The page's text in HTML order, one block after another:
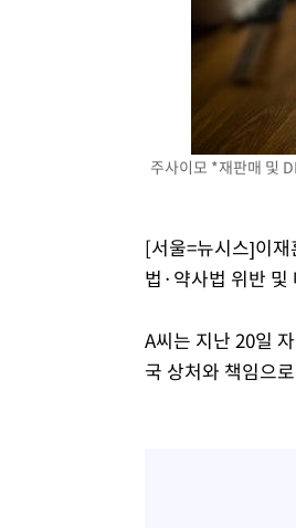
주사이모 *재판매 및
[서울=뉴시스]이
법·약사법 위반
A씨는 지난 20일
국 상처와 책임으